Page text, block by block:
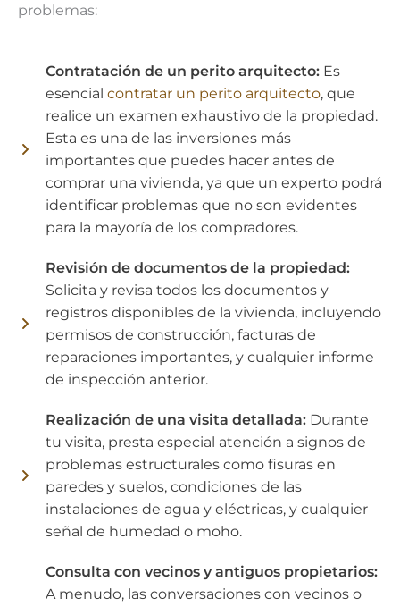
problemas:
Contratación de un perito arquitecto: Es
esencial contratar un perito arquitecto, que
realice un examen exhaustivo de la propiedad.
Esta es una de las inversiones más
importantes que puedes hacer antes de
comprar una vivienda, ya que un experto podrá
identificar problemas que no son evidentes
para la mayoría de los compradores.
Revisión de documentos de la propiedad:
Solicita y revisa todos los documentos y
registros disponibles de la vivienda, incluyendo
permisos de construcción, facturas de
reparaciones importantes, y cualquier informe
de inspección anterior.
Realización de una visita detallada: Durante
tu visita, presta especial atención a signos de
problemas estructurales como fisuras en
paredes y suelos, condiciones de las
instalaciones de agua y eléctricas, y cualquier
señal de humedad o moho.
Consulta con vecinos y antiguos propietarios:
A menudo, las conversaciones con vecinos o